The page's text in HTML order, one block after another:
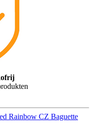
Rainbow CZ Baguette